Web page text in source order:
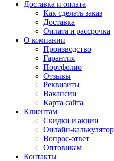
Доставка и оплата
Как сделать заказ
Доставка
Оплата и рассрочка
О компании
Производство
Гарантия
Портфолио
Отзывы
Реквизиты
Вакансии
Карта сайта
Клиентам
Скидки и акции
Онлайн-калькулятор
Вопрос-ответ
Оптовикам
Контакты